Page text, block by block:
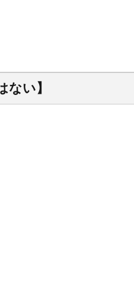
い】